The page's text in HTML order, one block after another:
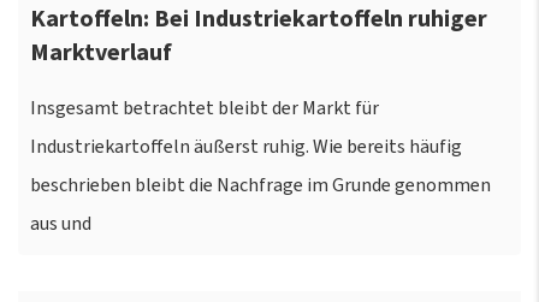
Kartoffeln: Bei Industriekartoffeln ruhiger
Marktverlauf
Insgesamt betrachtet bleibt der Markt für
Industriekartoffeln äußerst ruhig. Wie bereits häufig
beschrieben bleibt die Nachfrage im Grunde genommen
aus und